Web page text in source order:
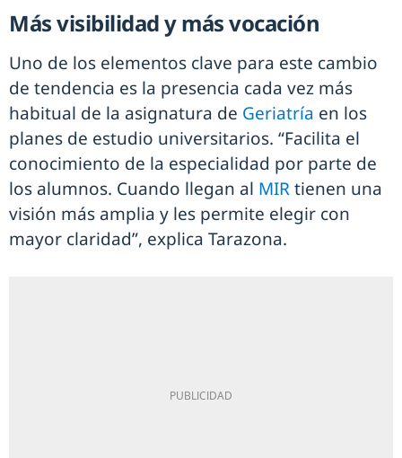
Más visibilidad y más vocación
Uno de los elementos clave para este cambio
de tendencia es la presencia cada vez más
habitual de la asignatura de Geriatría en los
planes de estudio universitarios. “Facilita el
conocimiento de la especialidad por parte de
los alumnos. Cuando llegan al MIRtienen una
visión más amplia y les permite elegir con
mayor claridad”, explica Tarazona.